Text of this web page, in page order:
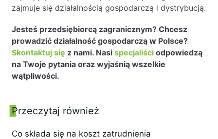
zajmuje się działalnością gospodarczą i dystrybucją.
Jesteś przedsiębiorcą zagranicznym? Chcesz
prowadzić działalność gospodarczą w Polsce?
Skontaktuj się z nami. Nasi specjaliści odpowiedzą
na Twoje pytania oraz wyjaśnią wszelkie
wątpliwości.
Panel boczny
Przeczytaj również
Co składa się na koszt zatrudnienia